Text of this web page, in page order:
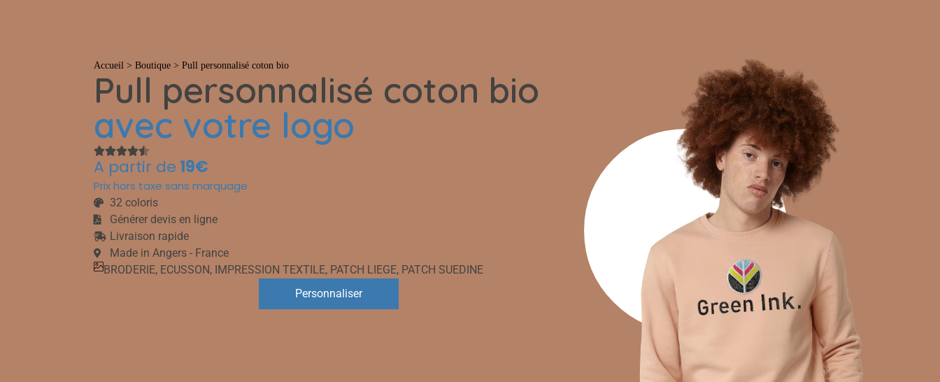
Accueil >Boutique >Pull personnalisé coton bio
Pull personnalisé coton bio
avec votre logo
A partir de 19€
Prix hors taxe sans marquage
32 coloris
Générer devis en ligne
Livraison rapide
Made in Angers - France
BRODERIE, ECUSSON, IMPRESSION TEXTILE, PATCH LIEGE, PATCH SUEDINE
Personnaliser